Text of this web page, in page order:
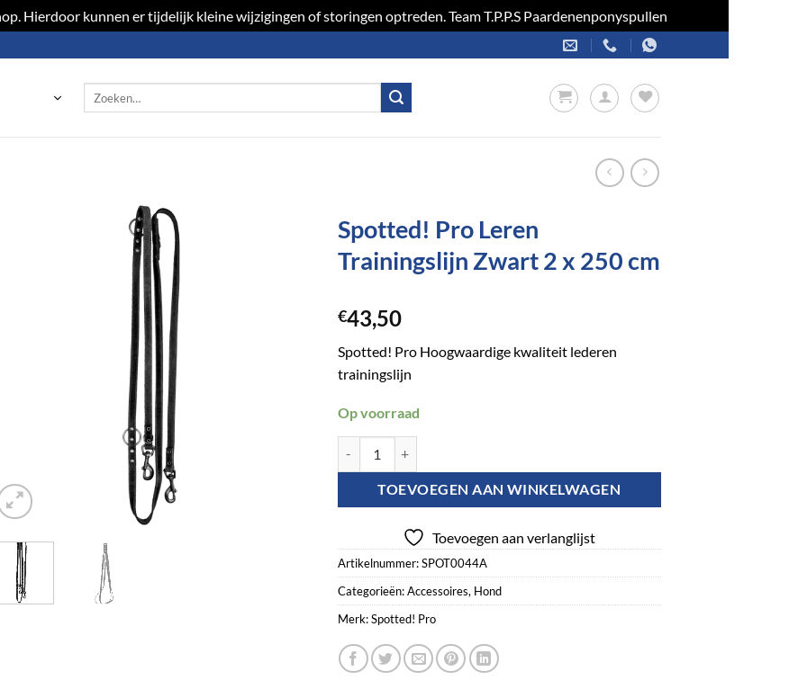
Hierdoor kunnen er tijdelijk kleine wijzigingen of storingen optreden. Team T.P.P.S Paardenenponyspullen
Spotted! Pro Leren
Trainingslijn Zwart 2 x 250 cm
€43,50
Spotted! Pro Hoogwaardige kwaliteit lederen
trainingslijn
Op voorraad
TOEVOEGEN AAN WINKELWAGEN
Toevoegen aan verlanglijst
Artikelnummer:SPOT0044A
Categorieën:Accessoires, Hond
Merk:Spotted! Pro